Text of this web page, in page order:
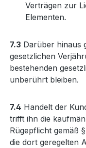
Verträgen zur
Elementen.
7.3 Darüber hinaus
gesetzlichen
bestehenden
unberührt bleiben.
7.4 Handelt der
trifft ihn die
Rügepflicht gemäß
die dort geregelten